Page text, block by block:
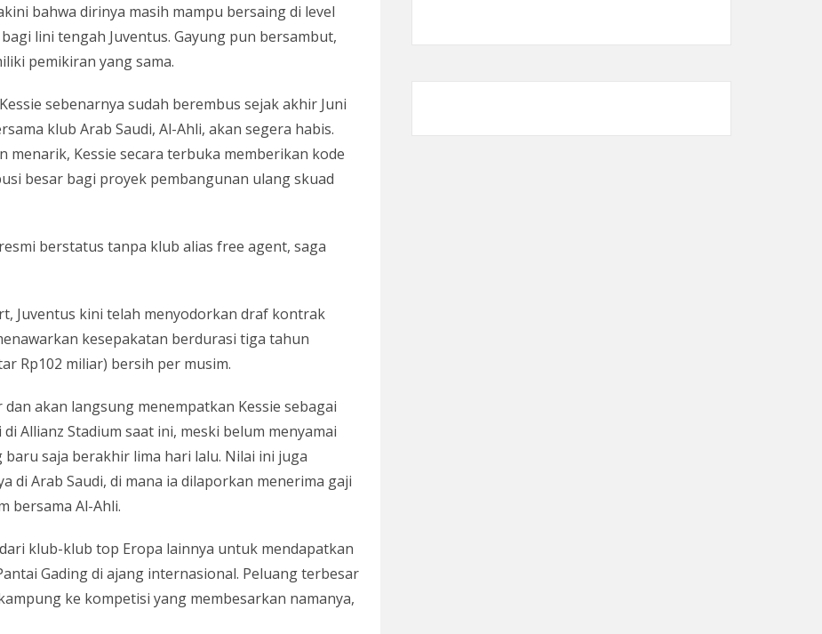
bahwa dirinya masih mampu bersaing di level
lini tengah Juventus. Gayung pun bersambut,
pemikiran yang sama.
sebenarnya sudah berembus sejak akhir Juni
klub Arab Saudi, Al-Ahli, akan segera habis.
menarik, Kessie secara terbuka memberikan kode
besar bagi proyek pembangunan ulang skuad
berstatus tanpa klub alias free agent, saga
Juventus kini telah menyodorkan draf kontrak
kesepakatan berdurasi tiga tahun
Rp102 miliar) bersih per musim.
akan langsung menempatkan Kessie sebagai
Allianz Stadium saat ini, meski belum menyamai
saja berakhir lima hari lalu. Nilai ini juga
di Arab Saudi, di mana ia dilaporkan menerima gaji
bersama Al-Ahli.
klub-klub top Eropa lainnya untuk mendapatkan
Gading di ajang internasional. Peluang terbesar
ke kompetisi yang membesarkan namanya,